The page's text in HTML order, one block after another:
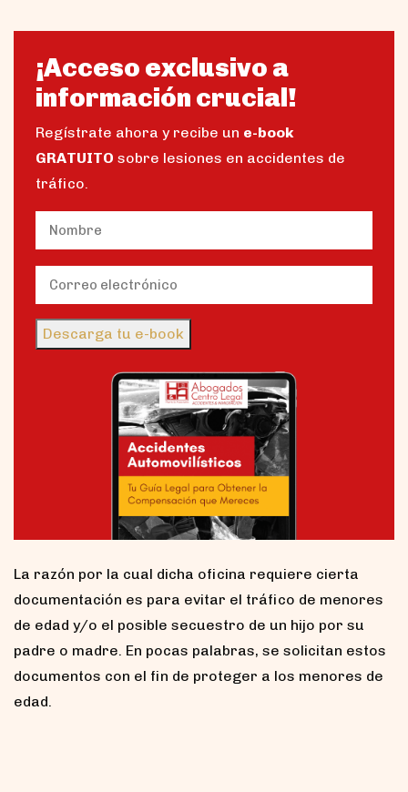
¡Acceso exclusivo a
información crucial!
Regístrate ahora y recibe un e-book
GRATUITO sobre lesiones en accidentes de
tráfico.
Name (Obligatorio)
Nombre
Email (Obligatorio)
Descarga tu e-book
La razón por la cual dicha oficina requiere cierta
documentación es para evitar el tráfico de menores
de edad y/o el posible secuestro de un hijo por su
padre o madre. En pocas palabras, se solicitan estos
documentos con el fin de proteger a los menores de
edad.